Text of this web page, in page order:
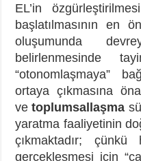
EL’in
başlatılmasının en
oluşumunda
belirlenmesinde
“otonomlaşmaya”
ortaya çıkmasına
vetoplumsallaşma
yaratma faaliyetinin
çıkmaktadır; çünkü
gerçekleşmesi için